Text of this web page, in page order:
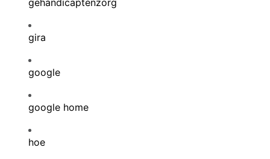
gehandicaptenzorg
gira
google
google home
hoe